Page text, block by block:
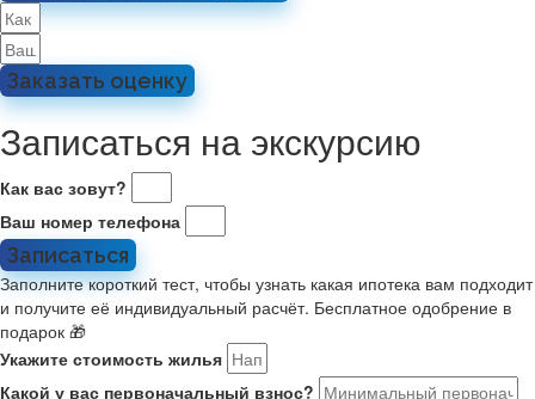
Заказать оценку
Записаться на экскурсию
Как вас зовут?
Ваш номер телефона
Записаться
Заполните короткий тест, чтобы узнать какая ипотека вам подходит
и получите её индивидуальный расчёт. Бесплатное одобрение в
подарок 🎁
Укажите стоимость жилья
Какой у вас первоначальный взнос?